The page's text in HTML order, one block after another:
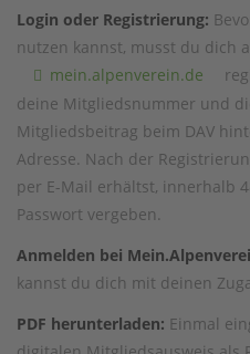
Login oder Registrierung:
nutzen kannst, musst du dich
mein.alpenverein.de
deine Mitgliedsnummer und
Mitgliedsbeitrag beim DAV
Adresse. Nach der
per E-Mail erhältst, innerhalb
Passwort vergeben.
Anmelden bei
kannst du dich mit deinen
PDF herunterladen: Einmal